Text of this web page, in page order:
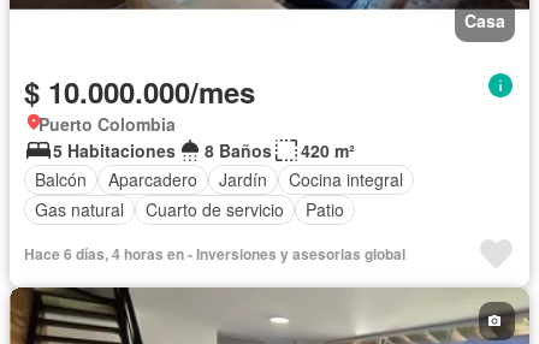
Casa
$ 10.000.000/mes
Puerto Colombia
5 Habitaciones
8 Baños
420 m²
Balcón
Aparcadero Jardín
Cocina integral
Gas natural
Cuarto de servicio Patio
Hace 6 días, 4 horas en - Inversiones y asesorias global